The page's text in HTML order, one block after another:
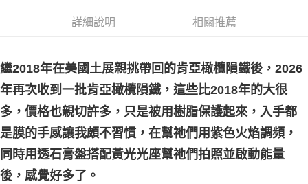
郵局幫你送（離島）
付款後門市自取
免運費
詳細說明 相關推薦
繼2018年在美國土展親挑帶回的肯亞橄欖隕鐵後，2026
年再次收到一批肯亞橄欖隕鐵，這些比2018年的大很
多，價格也親切許多，只是被用樹脂保護起來，入手都
是膜的手感讓我頗不習慣，在幫祂們用紫色火焰調頻，
同時用透石膏盤搭配黃光光座幫祂們拍照並啟動能量
後，感覺好多了。